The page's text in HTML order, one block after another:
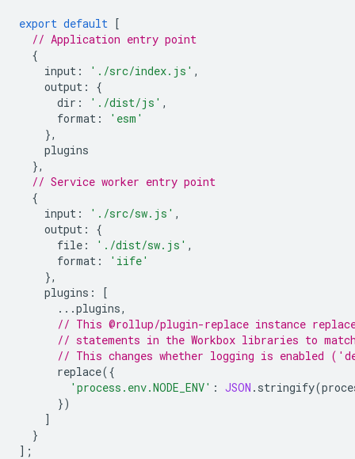
export default [
// Application entry point
{
input : './src/index.js' ,
output :
{
dir : './dist/js' ,
format :
'esm'
},
plugins
},
// Service worker entry point
{
input : './src/sw.js' ,
output :
{
file : './dist/sw.js' ,
format :
'iife'
},
plugins :
[
...plugins,
// This @rollup/plugin-replace instance replaces
// statements in the Workbox libraries to
// This changes whether logging is enabled
replace({
'process.env.NODE_ENV' : JSON . stringify(
})
]
}
];